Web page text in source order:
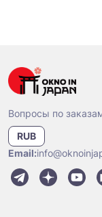
Вопросы по
RUB
Email: